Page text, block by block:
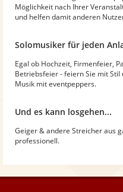
Möglichkeit nach Ihrer
und helfen damit anderen
Solomusiker für jeden
Egal ob Hochzeit, Firmenfeier,
Betriebsfeier - feiern Sie mit Stil
Musik mit eventpeppers.
Und es kann losgehen...
Geiger & andere Streicher aus
professionell.